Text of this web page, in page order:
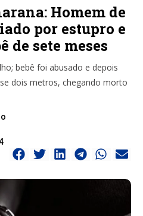
Homem de
por estupro e
de sete meses
bebê foi abusado e depois
dois metros, chegando morto